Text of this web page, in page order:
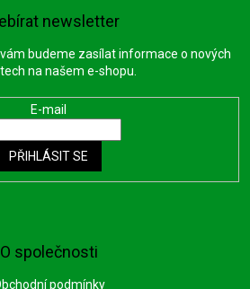
O společnosti
podmínky
newsletter
budeme zasílat informace o nových
na našem e-shopu.
E-mail
PŘIHLÁSIT SE